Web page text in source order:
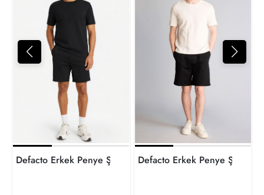
Defacto Erkek Penye Şort F8393AX/BK27Defacto Erkek Penye Şort